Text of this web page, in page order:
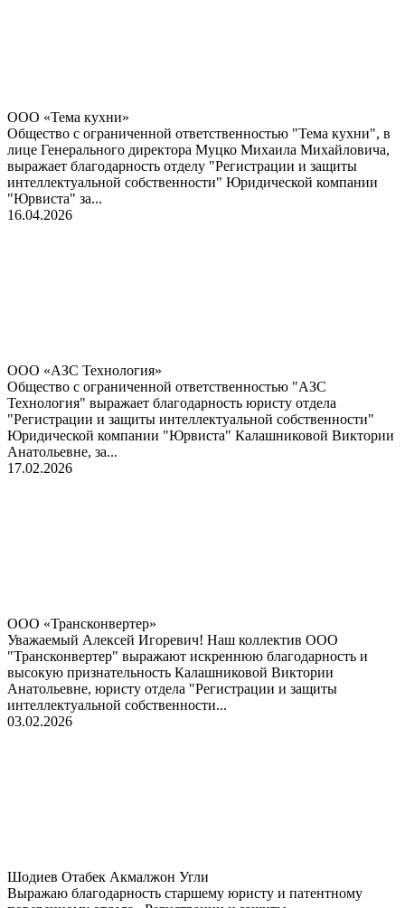
ООО «Тема кухни»
Общество с ограниченной ответственностью "Тема кухни", в
лице Генерального директора Муцко Михаила Михайловича,
выражает благодарность отделу "Регистрации и защиты
интеллектуальной собственности" Юридической компании
"Юрвиста" за...
16.04.2026
ООО «АЗС Технология»
Общество с ограниченной ответственностью "АЗС
Технология" выражает благодарность юристу отдела
"Регистрации и защиты интеллектуальной собственности"
Юридической компании "Юрвиста" Калашниковой Виктории
Анатольевне, за...
17.02.2026
ООО «Трансконвертер»
Уважаемый Алексей Игоревич! Наш коллектив ООО
"Трансконвертер" выражают искреннюю благодарность и
высокую признательность Калашниковой Виктории
Анатольевне, юристу отдела "Регистрации и защиты
интеллектуальной собственности...
03.02.2026
Шодиев Отабек Акмалжон Угли
Выражаю благодарность старшему юристу и патентному